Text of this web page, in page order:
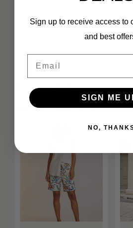
Knitterfrei und schnelltrocknend
Leicht und atmungsaktiv
Feminine elegante Passform
Ideal für Sommer und Reisen
Pflegeleicht
Eigenschaften
Ergänzende Produkte
Sign up to receive access to
and best
SIGN ME
NO,